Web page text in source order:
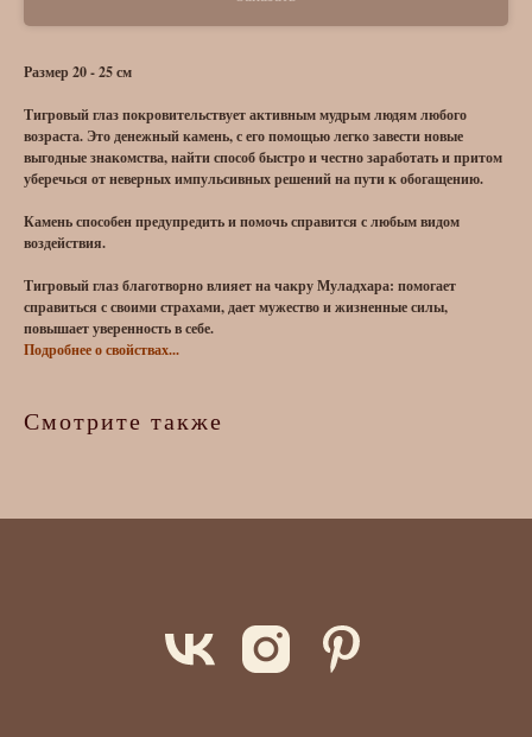
Размер 20 - 25 см
Тигровый глаз покровительствует активным мудрым людям любого
возраста. Это денежный камень, с его помощью легко завести новые
выгодные знакомства, найти способ быстро и честно заработать и притом
уберечься от неверных импульсивных решений на пути к обогащению.
Камень способен предупредить и помочь справится с любым видом
воздействия.
Тигровый глаз благотворно влияет на чакру Муладхара: помогает
справиться с своими страхами, дает мужество и жизненные силы,
повышает уверенность в себе.
Подробнее о свойствах...
Смотрите также